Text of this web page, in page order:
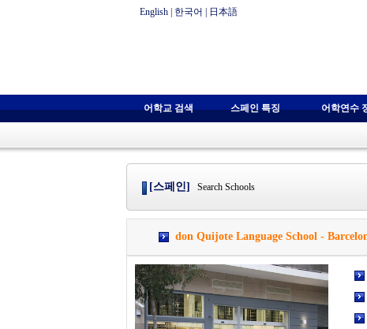
English 한국어 日本語
어학교 검색 스페인 특징 어학연수
[스페인] Search Schools
don Quijote Language School -